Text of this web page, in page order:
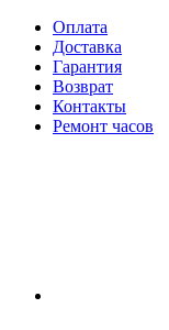
Оплата
Доставка
Гарантия
Возврат
Контакты
Ремонт часов